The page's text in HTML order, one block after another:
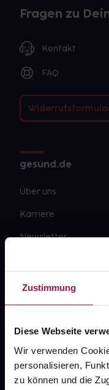
Zustimmung
Diese Webseite
Wir verwenden
personalisieren,
zu können und die
Fragen zu
Kontakt
FAQ
gesund.de
Über uns
Karriere
Newsletter
PAYBACK
gesund-versorger.de
Sanitätshäuser
Datenschutz